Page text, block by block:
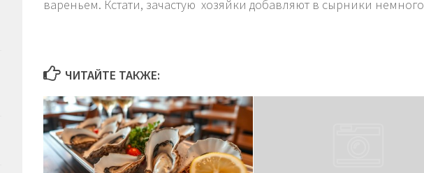
вареньем. Кстати, зачастую хозяйки добавляют в сырники
ЧИТАЙТЕ ТАКЖЕ: